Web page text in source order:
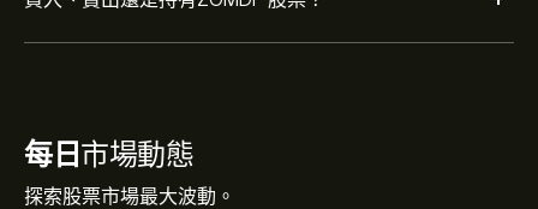
每日 市場動態
探索股票市場最大波動。